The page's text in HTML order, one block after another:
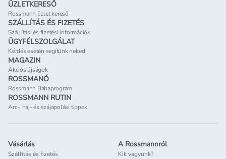
ÜZLETKERESŐ
Rossmann üzlet kereső
SZÁLLÍTÁS ÉS FIZETÉS
Szállítási és fizetési információk
ÜGYFÉLSZOLGÁLAT
Kérdés esetén segítünk neked
MAGAZIN
Akciós újságok
ROSSMANÓ
Rossmann Babaprogram
ROSSMANN RUTIN
Arc-, haj- és szájápolási tippek
Vásárlás
Szállítás és fizetés
A Rossmannról
Kik vagyunk?